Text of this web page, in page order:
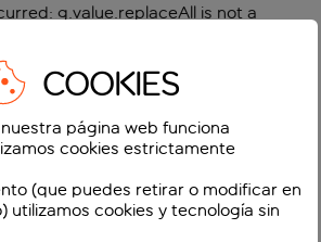
g.value.replaceAll is not a
COOKIES
página web funciona
cookies estrictamente
(que puedes retirar o modificar en
utilizamos cookies y tecnología sin